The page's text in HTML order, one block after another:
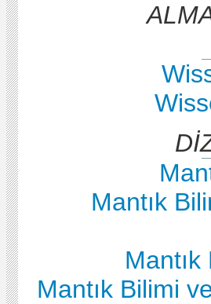
Mantık
Mantık Bilimi